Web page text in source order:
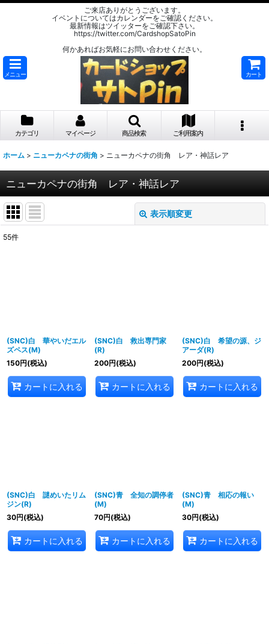
ご来店ありがとうございます。
イベントについてはカレンダーをご確認ください。
最新情報はツイッターをご確認下さい。
https://twitter.com/CardshopSatoPin
何かあればお気軽にお問い合わせください。
メニュー カート
カテゴリ マイページ 商品検索 ご利用案内
ホーム > ニューカペナの街角 > ニューカペナの街角 レア・神話レア
ニューカペナの街角 レア・神話レア
表示順変更
55件
(SNC)白 華やいだエル
ズペス(M)
150円(税込)
カートに入れる
(SNC)白 救出専門家
(R)
200円(税込)
カートに入れる
(SNC)白 希望の源、ジ
アーダ(R)
200円(税込)
カートに入れる
(SNC)白 謎めいたリム
ジン(R)
30円(税込)
カートに入れる
(SNC)青 全知の調停者
(M)
70円(税込)
カートに入れる
(SNC)青 相応の報い
(M)
30円(税込)
カートに入れる